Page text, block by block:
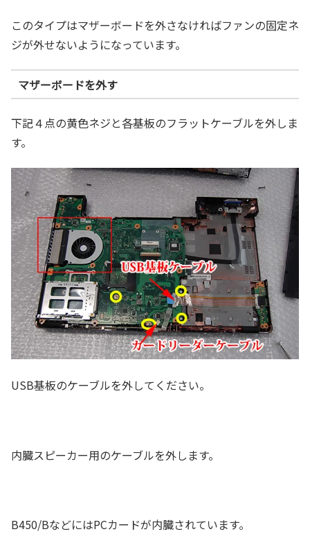
このタイプはマザーボードを外さなければファンの固定ネ
ジが外せないようになっています。
マザーボードを外す
下記４点の黄色ネジと各基板のフラットケーブルを外しま
す。
USB基板のケーブルを外してください。
内臓スピーカー用のケーブルを外します。
B450/BなどにはPCカードが内臓されています。